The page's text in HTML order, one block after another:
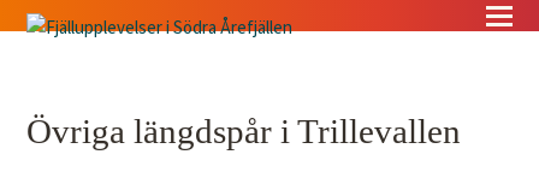
Övriga längdspår i Trillevallen